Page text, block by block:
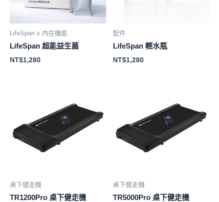
LifeSpan x 內在機能
LifeSpan 超能益生菌
NT$1,280
配件
LifeSpan 輕水瓶
NT$1,280
桌下健走機
TR1200Pro 桌下健走機
桌下健走機
TR5000Pro 桌下健走機